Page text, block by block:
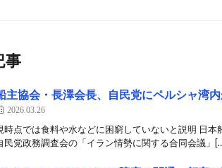
事
主協会・長澤会長、自民党にペルシャ湾
2026.03.26
時点では食料や水などに困窮していないと説明 日
民党政務調査会の「イラン情勢に関する合同会議」